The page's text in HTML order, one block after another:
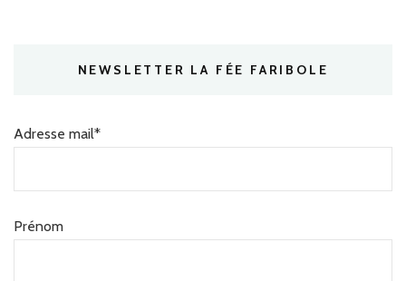
NEWSLETTER LA FÉE FARIBOLE
Adresse mail*
Prénom